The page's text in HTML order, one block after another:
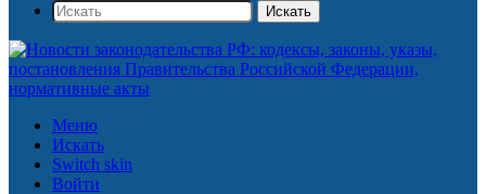
Искать
Меню
Искать
Switch skin
Войти